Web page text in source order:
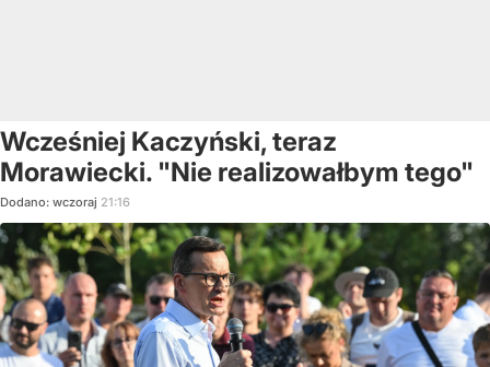
Wcześniej Kaczyński, teraz
Morawiecki. "Nie realizowałbym tego"
Dodano: wczoraj 21:16